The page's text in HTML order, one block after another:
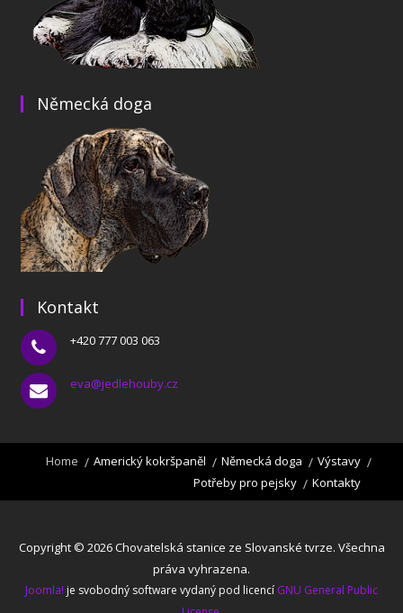
Německá doga
Kontakt
+420 777 003 063
eva@jedlehouby.cz
Home Americký kokršpaněl Německá doga
Výstavy
Potřeby pro pejsky
Kontakty
Copyright © 2026 Chovatelská stanice ze Slovanské tvrze. Všechna
práva vyhrazena.
Joomla! je svobodný software vydaný pod licencí GNU General Public